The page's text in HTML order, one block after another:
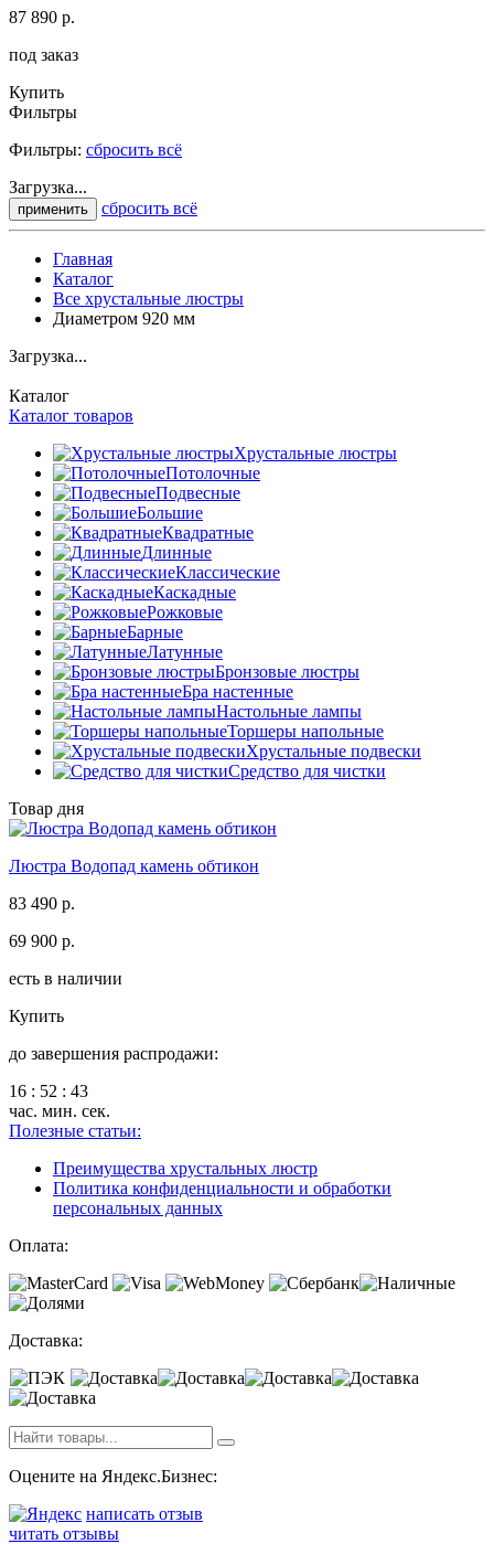
87 890 р.
под заказ
Купить
Фильтры
Фильтры: сбросить всё
Загрузка...
применить сбросить всё
Главная
Каталог
Все хрустальные люстры
Диаметром 920 мм
Загрузка...
Каталог
Каталог товаров
Хрустальные люстры
Потолочные
Подвесные
Большие
Квадратные
Длинные
Классические
Каскадные
Рожковые
Барные
Латунные
Бронзовые люстры
Бра настенные
Настольные лампы
Торшеры напольные
Хрустальные подвески
Средство для чистки
Товар дня
Люстра Водопад камень обтикон
83 490 р.
69 900 р.
есть в наличии
Купить
до завершения распродажи:
16 : 52 : 43
час. мин. сек.
Полезные статьи:
Преимущества хрустальных люстр
Политика конфиденциальности и обработки
персональных данных
Оплата:
Доставка:
Оцените на Яндекс.Бизнес:
написать отзыв
читать отзывы